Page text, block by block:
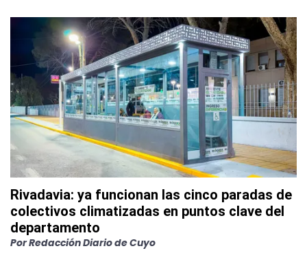
Rivadavia: ya funcionan las cinco paradas de
colectivos climatizadas en puntos clave del
departamento
PorRedacción Diario de Cuyo